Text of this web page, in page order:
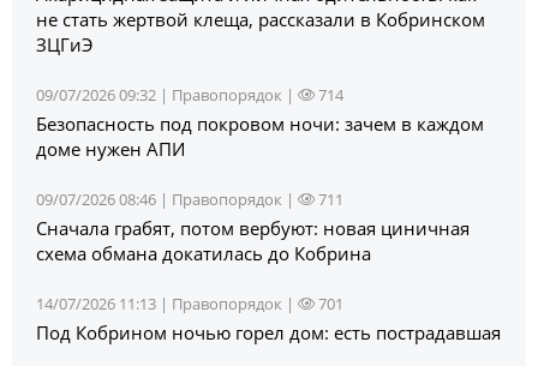
не стать жертвой клеща, рассказали в Кобринском
ЗЦГиЭ
09/07/2026 09:32 | Правопорядок | 714
Безопасность под покровом ночи: зачем в каждом
доме нужен АПИ
09/07/2026 08:46 | Правопорядок | 711
Сначала грабят, потом вербуют: новая циничная
схема обмана докатилась до Кобрина
14/07/2026 11:13 | Правопорядок | 701
Под Кобрином ночью горел дом: есть пострадавшая